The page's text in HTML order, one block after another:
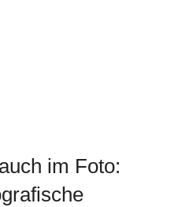
im Foto: